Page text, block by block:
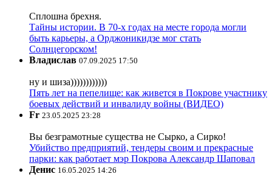
Сплошна брехня.
Тайны истории. В 70-х годах на месте города могли
быть карьеры, а Орджоникидзе мог стать
Солнцегорском!
Владислав 07.09.2025 17:50
ну и шиза))))))))))))
Пять лет на пепелище: как живется в Покрове участнику
боевых действий и инвалиду войны (ВИДЕО)
Fr 23.05.2025 23:28
Вы безграмотные существа не Сырко, а Сирко!
Убийство предприятий, тендеры своим и прекрасные
парки: как работает мэр Покрова Александр Шаповал
Денис 16.05.2025 14:26